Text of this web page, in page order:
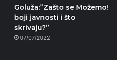
Goluža:”Zašto se Možemo!
boji javnosti i što
skrivaju?”
07/07/2022